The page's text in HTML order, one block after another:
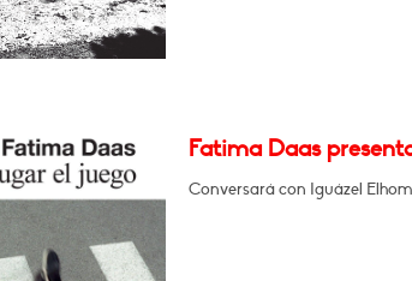
Fatima Daas
Conversará con Iguázel